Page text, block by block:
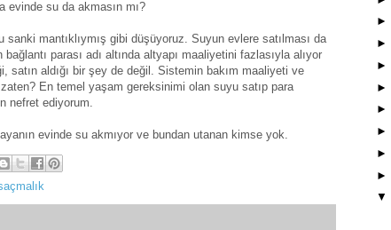
evinde su da akmasın mı?
sanki mantıklıymış gibi düşüyoruz. Suyun evlere satılması da
parası adı altında altyapı maaliyetini fazlasıyla alıyor
satın aldığı bir şey de değil. Sistemin bakım maaliyeti ve
En temel yaşam gereksinimi olan suyu satıp para
nefret ediyorum.
evinde su akmıyor ve bundan utanan kimse yok.
►
►
►
►
►
►
►
►
▼